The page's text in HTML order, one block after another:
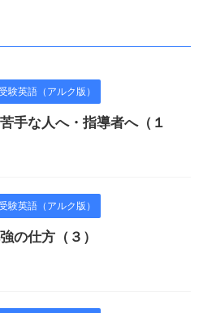
験英語（アルク版）
手な人へ・指導者へ（１
験英語（アルク版）
の仕方（３）